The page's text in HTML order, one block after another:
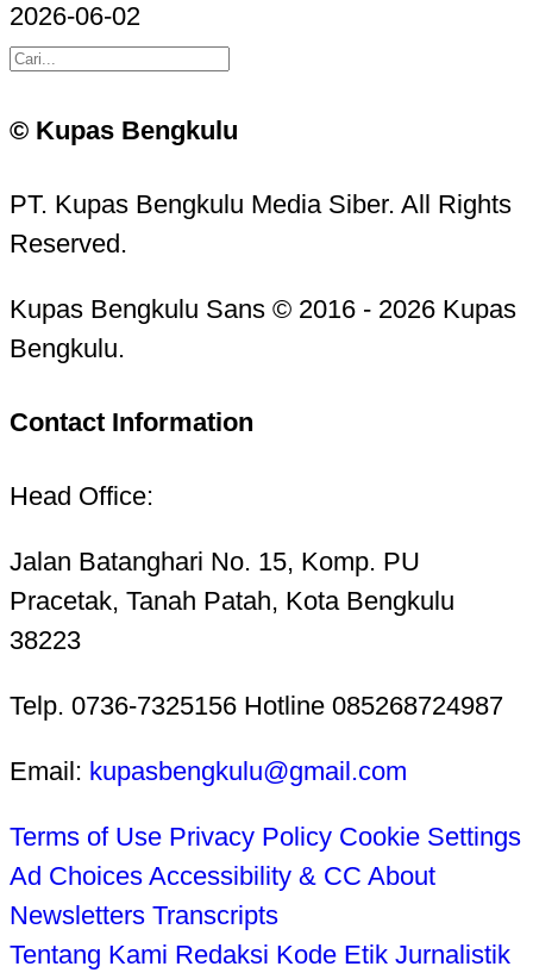
2026-06-02
© Kupas Bengkulu
PT. Kupas Bengkulu Media Siber. All Rights
Reserved.
Kupas Bengkulu Sans © 2016 - 2026 Kupas
Bengkulu.
Contact Information
Head Office:
Jalan Batanghari No. 15, Komp. PU
Pracetak, Tanah Patah, Kota Bengkulu
38223
Telp. 0736-7325156 Hotline 085268724987
Email: kupasbengkulu@gmail.com
Terms of Use Privacy Policy Cookie Settings
Ad Choices Accessibility & CC About
Newsletters Transcripts
Tentang Kami Redaksi Kode Etik Jurnalistik